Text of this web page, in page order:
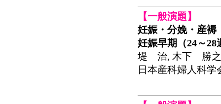
【一般演題】
妊娠・分娩・産褥
妊娠早期（24～
堤 治, 木下 勝
日本産科婦人科学